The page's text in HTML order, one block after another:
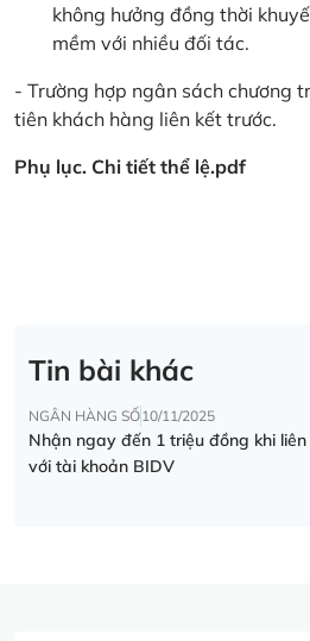
không hưởng đồng thời
mềm với nhiều đối tác.
- Trường hợp ngân sách chương
tiên khách hàng liên kết trước.
Phụ lục. Chi tiết thể lệ.pdf
Tin bài khác
NGÂN HÀNG SỐ10/11/2025
Nhận ngay đến 1 triệu đồng khi
với tài khoản BIDV